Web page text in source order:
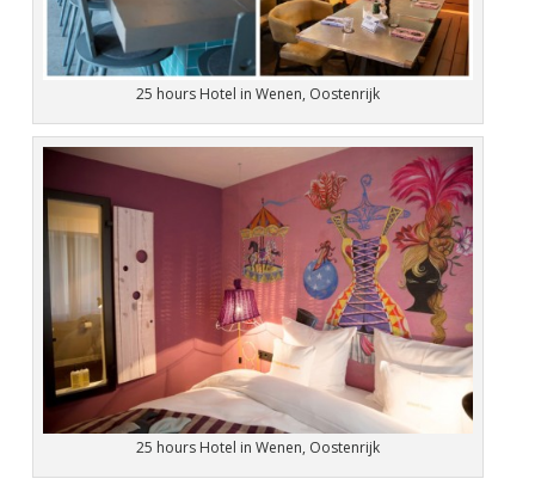
25 hours Hotel in Wenen, Oostenrijk
25 hours Hotel in Wenen, Oostenrijk